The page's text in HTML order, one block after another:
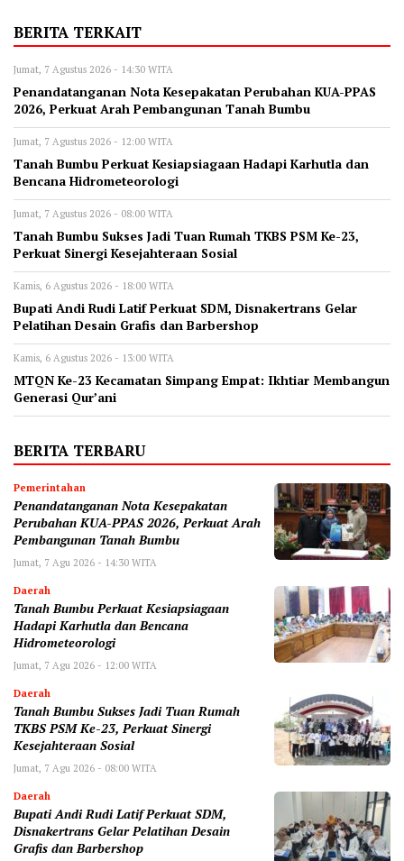
BERITA TERKAIT
Jumat, 7 Agustus 2026 - 14:30 WITA
Penandatanganan Nota Kesepakatan Perubahan KUA-PPAS
2026, Perkuat Arah Pembangunan Tanah Bumbu
Jumat, 7 Agustus 2026 - 12:00 WITA
Tanah Bumbu Perkuat Kesiapsiagaan Hadapi Karhutla dan
Bencana Hidrometeorologi
Jumat, 7 Agustus 2026 - 08:00 WITA
Tanah Bumbu Sukses Jadi Tuan Rumah TKBS PSM Ke-23,
Perkuat Sinergi Kesejahteraan Sosial
Kamis, 6 Agustus 2026 - 18:00 WITA
Bupati Andi Rudi Latif Perkuat SDM, Disnakertrans Gelar
Pelatihan Desain Grafis dan Barbershop
Kamis, 6 Agustus 2026 - 13:00 WITA
MTQN Ke-23 Kecamatan Simpang Empat: Ikhtiar Membangun
Generasi Qur’ani
BERITA TERBARU
Pemerintahan
Penandatanganan Nota Kesepakatan
Perubahan KUA-PPAS 2026, Perkuat Arah
Pembangunan Tanah Bumbu
Jumat, 7 Agu 2026 - 14:30 WITA
Daerah
Tanah Bumbu Perkuat Kesiapsiagaan
Hadapi Karhutla dan Bencana
Hidrometeorologi
Jumat, 7 Agu 2026 - 12:00 WITA
Daerah
Tanah Bumbu Sukses Jadi Tuan Rumah
TKBS PSM Ke-23, Perkuat Sinergi
Kesejahteraan Sosial
Jumat, 7 Agu 2026 - 08:00 WITA
Daerah
Bupati Andi Rudi Latif Perkuat SDM,
Disnakertrans Gelar Pelatihan Desain
Grafis dan Barbershop